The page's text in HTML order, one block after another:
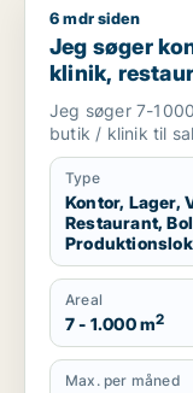
Jeg søger
6 mdr siden
Jeg søger
klinik,
Jeg søger 7-
butik / klinik til
Type
Kontor, Lager,
Restaurant,
Areal
7 - 1.000 m2
Max. per måned